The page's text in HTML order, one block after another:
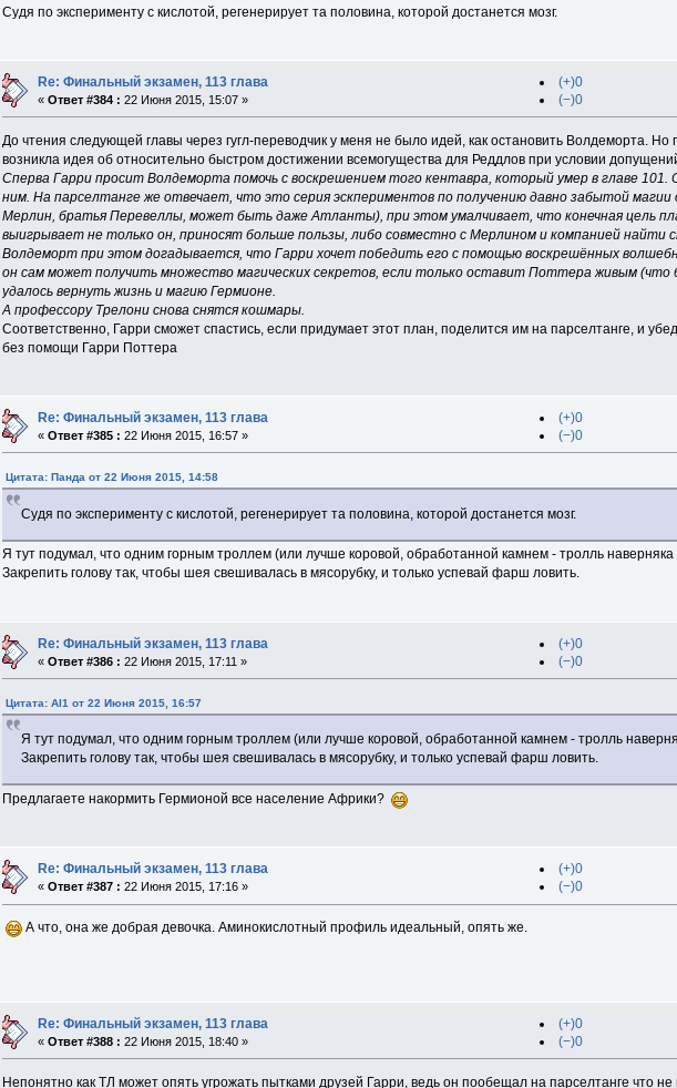
Судя по эксперименту с кислотой, регенерирует та половина, которой достанется мозг.
Re: Финальный экзамен, 113 глава
«Ответ #384 : 22 Июня 2015, 15:07 »
(+)0
(−)0
До чтения следующей главы через гугл-переводчик у меня не было идей, как остановить Волдеморта. Но
возникла идея об относительно быстром достижении всемогущества для Реддлов при условии
Сперва Гарри просит Волдеморта помочь с воскрешением того кентавра, который умер в главе
ним. На парселтанге же отвечает, что это серия эскпериментов по получению давно забытой
Мерлин, братья Перевеллы, может быть даже Атланты), при этом умалчивает, что конечная цель
выигрывает не только он, приносят больше пользы, либо совместно с Мерлином и компанией найти
Волдеморт при этом догадывается, что Гарри хочет победить его с помощью воскрешённых
он сам может получить множество магических секретов, если только оставит Поттера живым (что
удалось вернуть жизнь и магию Гермионе.
А профессору Трелони снова снятся кошмары.
Соответственно, Гарри сможет спастись, если придумает этот план, поделится им на парселтанге, и
без помощи Гарри Поттера
Re: Финальный экзамен, 113 глава
«Ответ #385 : 22 Июня 2015, 16:57 »
(+)0
(−)0
Цитата: Панда от 22 Июня 2015, 14:58
Судя по эксперименту с кислотой, регенерирует та половина, которой достанется мозг.
Я тут подумал, что одним горным троллем (или лучше коровой, обработанной камнем - тролль
Закрепить голову так, чтобы шея свешивалась в мясорубку, и только успевай фарш ловить.
Re: Финальный экзамен, 113 глава
«Ответ #386 : 22 Июня 2015, 17:11 »
(+)0
(−)0
Цитата: Al1 от 22 Июня 2015, 16:57
Я тут подумал, что одним горным троллем (или лучше коровой, обработанной камнем - тролль
Закрепить голову так, чтобы шея свешивалась в мясорубку, и только успевай фарш ловить.
Предлагаете накормить Гермионой все население Африки?
Re: Финальный экзамен, 113 глава
«Ответ #387 : 22 Июня 2015, 17:16 »
(+)0
(−)0
А что, она же добрая девочка. Аминокислотный профиль идеальный, опять же.
Re: Финальный экзамен, 113 глава
«Ответ #388 : 22 Июня 2015, 18:40 »
(+)0
(−)0
Непонятно как ТЛ может опять угрожать пытками друзей Гарри, ведь он пообещал на парселтанге что